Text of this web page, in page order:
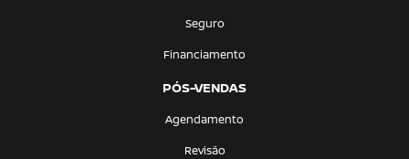
Seguro
Financiamento
PÓS-VENDAS
Agendamento
Revisão